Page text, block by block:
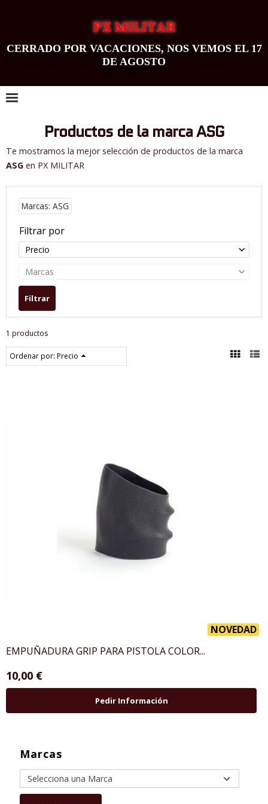
PX MILITAR
CERRADO POR VACACIONES, NOS VEMOS EL 17
DE AGOSTO
Marcas
Productos de la marca ASG
Te mostramos la mejor selección de productos de la marca
ASG en PX MILITAR
Marcas: ASG
Filtrar por
Precio
Marcas
1 productos
Ordenar por: Precio
NOVEDAD
EMPUÑADURA GRIP PARA PISTOLA COLOR...
10,00 €
Pedir Información